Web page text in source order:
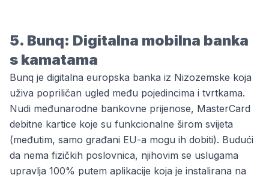
5. Bunq: Digitalna mobilna banka
s kamatama
Bunq je digitalna europska banka iz Nizozemske koja
uživa popriličan ugled među pojedincima i tvrtkama.
Nudi međunarodne bankovne prijenose, MasterCard
debitne kartice koje su funkcionalne širom svijeta
(međutim, samo građani EU-a mogu ih dobiti). Budući
da nema fizičkih poslovnica, njihovim se uslugama
upravlja 100% putem aplikacije koja je instalirana na